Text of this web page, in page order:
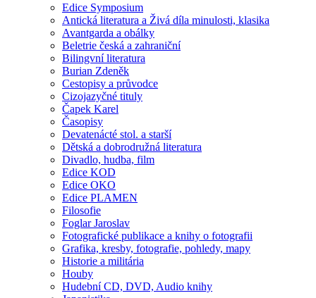
Edice Symposium
Antická literatura a Živá díla minulosti, klasika
Avantgarda a obálky
Beletrie česká a zahraniční
Bilingvní literatura
Burian Zdeněk
Cestopisy a průvodce
Cizojazyčné tituly
Čapek Karel
Časopisy
Devatenácté stol. a starší
Dětská a dobrodružná literatura
Divadlo, hudba, film
Edice KOD
Edice OKO
Edice PLAMEN
Filosofie
Foglar Jaroslav
Fotografické publikace a knihy o fotografii
Grafika, kresby, fotografie, pohledy, mapy
Historie a militária
Houby
Hudební CD, DVD, Audio knihy